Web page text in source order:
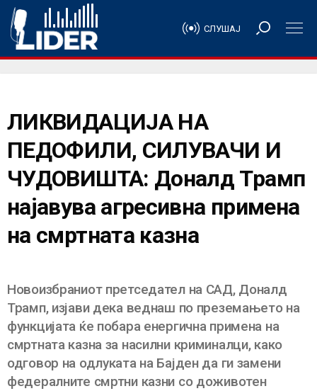
СЛУШАЈ
ЛИКВИДАЦИЈА НА
ПЕДОФИЛИ, СИЛУВАЧИ И
ЧУДОВИШТА: Доналд Трамп
најавува агресивна примена
на смртната казна
Новоизбраниот претседател на САД, Доналд
Трамп, изјави дека веднаш по преземањето на
функцијата ќе побара енергична примена на
смртната казна за насилни криминалци, како
одговор на одлуката на Бајден да ги замени
федералните смртни казни со доживотен